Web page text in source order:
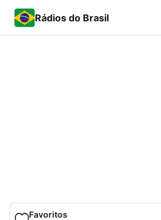
Rádios do Brasil
Favoritos